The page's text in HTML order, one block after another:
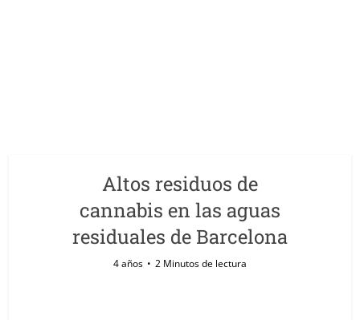
Altos residuos de
cannabis en las aguas
residuales de Barcelona
4 años 2 Minutos de lectura